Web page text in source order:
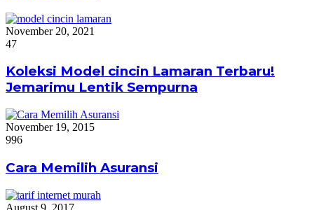
November 20, 2021
47
Koleksi Model cincin Lamaran Terbaru!
Jemarimu Lentik Sempurna
November 19, 2015
996
Cara Memilih Asuransi
August 9, 2017